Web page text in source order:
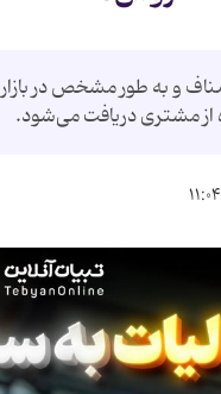
و به طور مشخص در
از مشتری دریافت می‌شود.